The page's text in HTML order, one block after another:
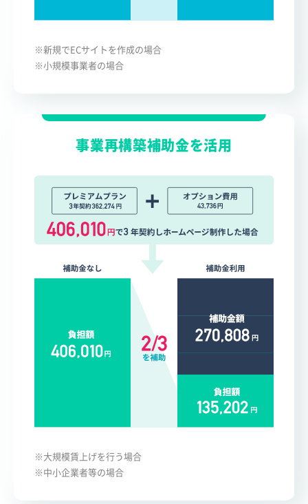
※新規でECサイトを作成の場合
※小規模事業者の場合
事業再構築補助金を活用
※大規模賃上げを行う場合
※中小企業者等の場合